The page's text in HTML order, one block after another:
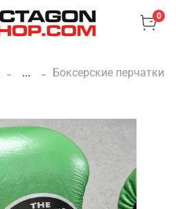
0
... Боксерские перчатки